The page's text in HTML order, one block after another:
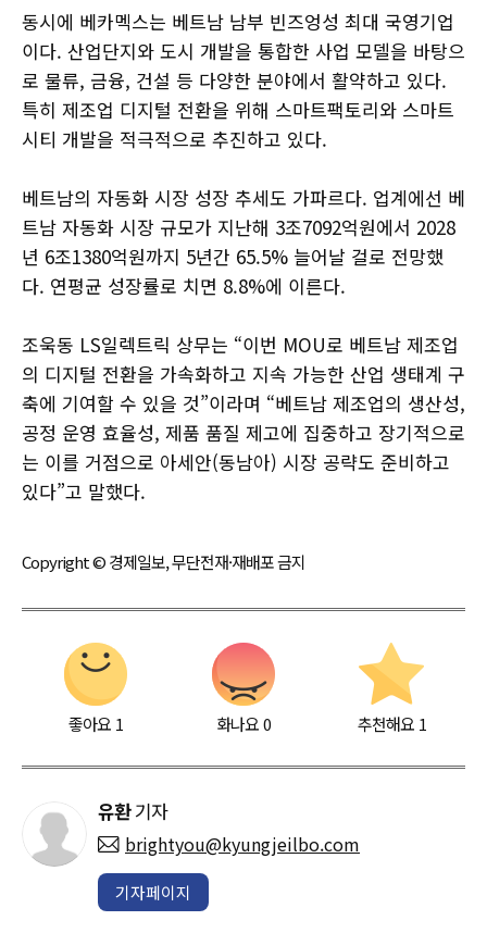
동시에 베카멕스는 베트남 남부 빈즈엉성 최대 국영기업
이다. 산업단지와 도시 개발을 통합한 사업 모델을 바탕으
로 물류, 금융, 건설 등 다양한 분야에서 활약하고 있다.
특히 제조업 디지털 전환을 위해 스마트팩토리와 스마트
시티 개발을 적극적으로 추진하고 있다.
베트남의 자동화 시장 성장 추세도 가파르다. 업계에선 베
트남 자동화 시장 규모가 지난해 3조7092억원에서 2028
년 6조1380억원까지 5년간 65.5% 늘어날 걸로 전망했
다. 연평균 성장률로 치면 8.8%에 이른다.
조욱동 LS일렉트릭 상무는 “이번 MOU로 베트남 제조업
의 디지털 전환을 가속화하고 지속 가능한 산업 생태계 구
축에 기여할 수 있을 것”이라며 “베트남 제조업의 생산성,
공정 운영 효율성, 제품 품질 제고에 집중하고 장기적으로
는 이를 거점으로 아세안(동남아) 시장 공략도 준비하고
있다”고 말했다.
Copyright © 경제일보, 무단전재·재배포 금지
좋아요 1 화나요0 추천해요 1
유환기자
brightyou@kyungjeilbo.com
기자페이지